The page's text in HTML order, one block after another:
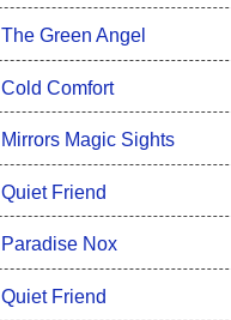
The Green Angel
Cold Comfort
Mirrors Magic Sights
Quiet Friend
Paradise Nox
Quiet Friend